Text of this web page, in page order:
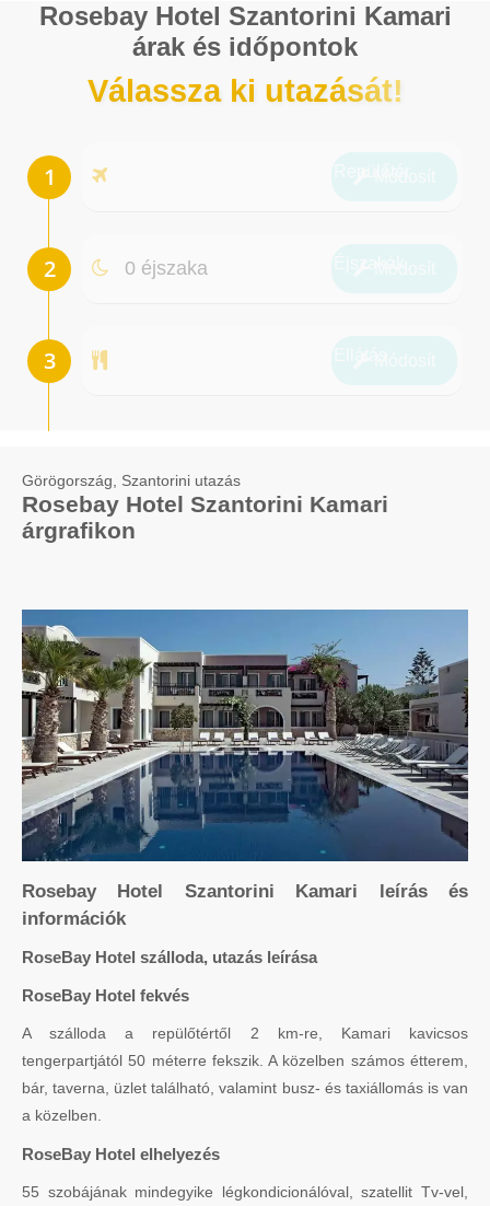
Rosebay Hotel Szantorini Kamari
árak és időpontok
Válassza ki utazását!
0 éjszaka
Görögország, Szantorini utazás
Rosebay Hotel Szantorini Kamari
árgrafikon
Rosebay Hotel Szantorini Kamari leírás és
információk
RoseBay Hotel szálloda, utazás leírása
RoseBay Hotel fekvés
A szálloda a repülőtértől 2 km-re, Kamari kavicsos
tengerpartjától 50 méterre fekszik. A közelben számos étterem,
bár, taverna, üzlet található, valamint busz- és taxiállomás is van
a közelben.
RoseBay Hotel elhelyezés
55 szobájának mindegyike légkondicionálóval, szatellit Tv-vel,